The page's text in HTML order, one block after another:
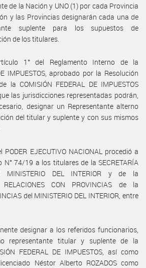
de la Nación y UNO (1) por cada Provincia
y las Provincias designarán cada una de
suplente para los supuestos de
de los titulares.
1° del Reglamento Interno de la
IMPUESTOS, aprobado por la Resolución
la COMISIÓN FEDERAL DE IMPUESTOS
las jurisdicciones representadas podrán,
designar un Representante alterno
del titular y suplente y con sus mismos
EJECUTIVO NACIONAL procedió a
74/19 a los titulares de la SECRETARÍA
MINISTERIO DEL INTERIOR y de la
RELACIONES CON PROVINCIAS de la
del MINISTERIO DEL INTERIOR, entre
designar a los referidos funcionarios,
representante titular y suplente de la
FEDERAL DE IMPUESTOS, así como
Néstor Alberto ROZADOS como